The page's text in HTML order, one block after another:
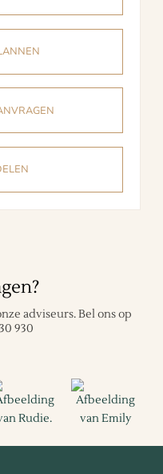
adviseurs.Bel ons op
930